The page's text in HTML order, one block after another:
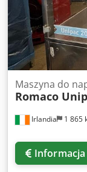
Irlandia 1 865
Maszyna do
Romaco